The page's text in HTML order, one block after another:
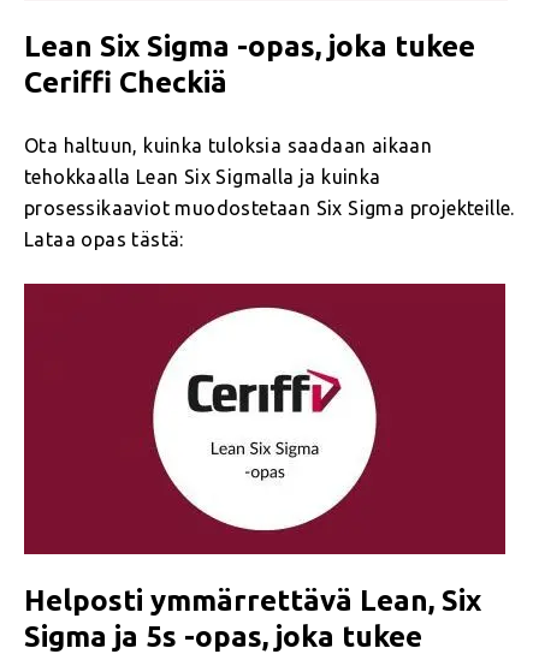
Lean Six Sigma -opas, joka tukee
Ceriffi Checkiä
Ota haltuun, kuinka tuloksia saadaan aikaan
tehokkaalla Lean Six Sigmalla ja kuinka
prosessikaaviot muodostetaan Six Sigma projekteille.
Lataa opas tästä:
Helposti ymmärrettävä Lean, Six
Sigma ja 5s -opas, joka tukee